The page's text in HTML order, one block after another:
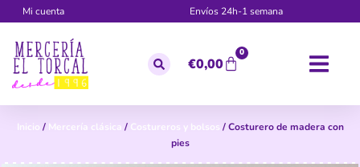
Mi cuenta Envíos 24h-1 semana
€0,00
0
Inicio / Mercería clásica / Costureros y bolsos / Costurero de madera con
pies